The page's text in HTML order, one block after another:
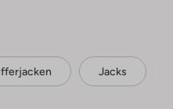
Jacks